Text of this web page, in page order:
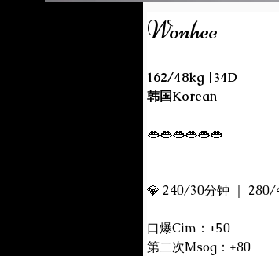
Wonhee
162/48kg |34D
韩国Korean
👄👄👄👄👄👄
💎 240/30分钟 ｜
口爆Cim：+50
第二次Msog：+80